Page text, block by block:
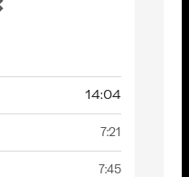
14:04
7:21
7:45